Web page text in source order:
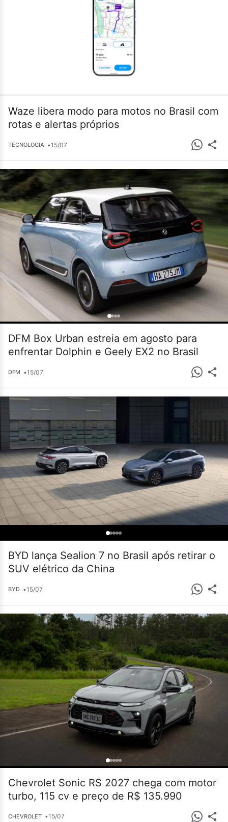
Waze libera modo para motos no Brasil com
rotas e alertas próprios
TECNOLOGIA •15/07
DFM Box Urban estreia em agosto para
enfrentar Dolphin e Geely EX2 no Brasil
DFM •15/07
BYD lança Sealion 7 no Brasil após retirar o
SUV elétrico da China
BYD •15/07
Chevrolet Sonic RS 2027 chega com motor
turbo, 115 cv e preço de R$ 135.990
CHEVROLET •15/07